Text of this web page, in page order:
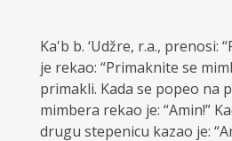
Ka'b b. ‘Udžre, r.a., prenosi:
je rekao: “Primaknite se
primakli. Kada se popeo na
mimbera rekao je: “Amin!”
drugu stepenicu kazao je: